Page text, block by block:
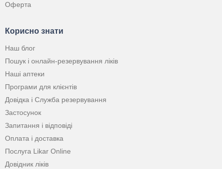
Оферта
Корисно знати
Наш блог
Пошук і онлайн-резервування ліків
Наші аптеки
Програми для клієнтів
Довідка і Служба резервування
Застосунок
Запитання і відповіді
Оплата і доставка
Послуга Likar Online
Довідник ліків